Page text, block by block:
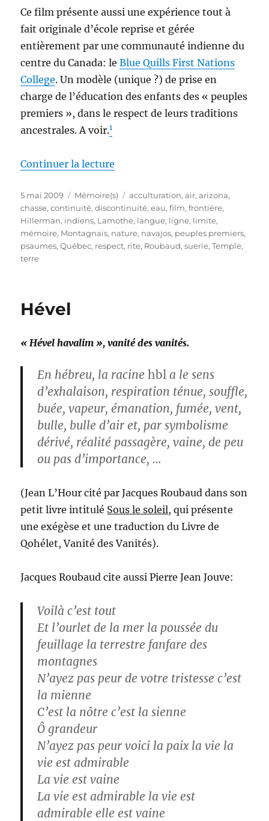
Ce film présente aussi une expérience tout à
fait originale d’école reprise et gérée
entièrement par une communauté indienne du
centre du Canada: leBlue Quills First Nations
College. Un modèle (unique ?) de prise en
charge de l’éducation des enfants des « peuples
premiers », dans le respect de leurs traditions
ancestrales. A voir.1
Continuer la lecture
Publié
le
5 mai 2009 Catégories
Mémoire(s) Étiquettes
acculturation,air,arizona,
chasse,continuité,discontinuité,eau,film,frontière,
Hillerman, indiens, Lamothe, langue, ligne, limite,
mémoire, Montagnais, nature, navajos, peuples premiers,
psaumes,Québec, respect, rite, Roubaud,suerie,Temple,
terre
Hével
« Hével havalim », vanité des vanités.
En hébreu, la racinehbla le sens
d’exhalaison, respiration ténue, souffle,
buée, vapeur, émanation, fumée, vent,
bulle, bulle d’air et, par symbolisme
dérivé, réalité passagère, vaine, de peu
ou pas d’importance, …
(Jean L’Hour cité par Jacques Roubaud dans son
petit livre intitulé Sous le soleil, qui présente
une exégèse et une traduction du Livre de
Qohélet, Vanité des Vanités).
Jacques Roubaud cite aussi Pierre Jean Jouve:
Voilà c’est tout
Et l’ourlet de la mer la poussée du
feuillage la terrestre fanfare des
montagnes
N’ayez pas peur de votre tristesse c’est
la mienne
C’est la nôtre c’est la sienne
Ô grandeur
N’ayez pas peur voici la paix la vie la
vie est admirable
La vie est vaine
La vie est admirable la vie est
admirable elle est vaine